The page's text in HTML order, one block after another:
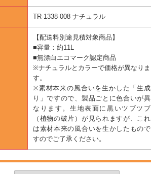
TR-1338-008 ナチュラル
【配送料別途見積対象商品】
■容量：約11L
■無漂白エコマーク認定商品
※ナチュラルとカラーで価格が異なりま
す。
※素材本来の風合いを生かした「生成
り」ですので、製品ごとに色合いが異
なります。生地表面に黒いツブツブ
（植物の破片）が見られますが、これ
は素材本来の風合いを生かしたもので
すのでご了承ください。